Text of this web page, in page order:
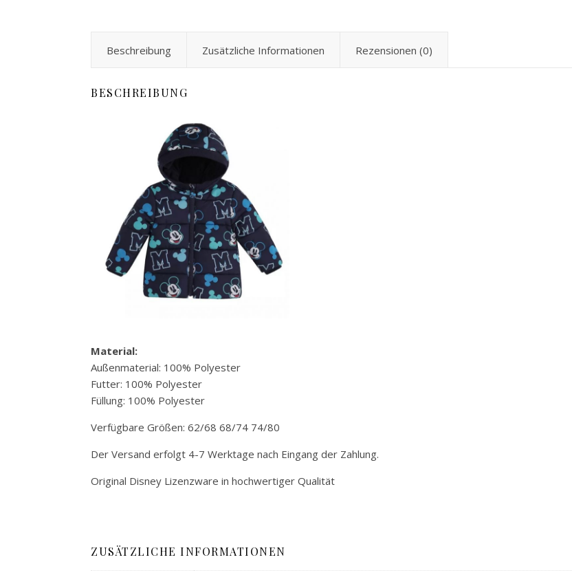
Beschreibung Zusätzliche Informationen Rezensionen (0)
BESCHREIBUNG
Material:
Außenmaterial: 100% Polyester
Futter: 100% Polyester
Füllung: 100% Polyester
Verfügbare Größen: 62/68 68/74 74/80
Der Versand erfolgt 4-7 Werktage nach Eingang der Zahlung.
Original Disney Lizenzware in hochwertiger Qualität
ZUSÄTZLICHE INFORMATIONEN